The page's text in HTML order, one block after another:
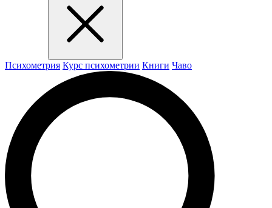
Психометрия Курс психометрии Книги Чаво